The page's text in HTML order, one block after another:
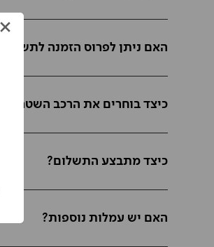
האם ניתן לפרוס הזמנה
כיצד בוחרים את הרכב השטרות?
כיצד מתבצע התשלום?
האם יש עמלות נוספות?